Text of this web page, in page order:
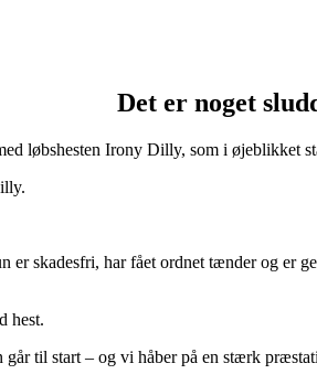
Det er noget
løbshesten Irony Dilly, som i øjeblikket
skadesfri, har fået ordnet tænder og er
hest.
til start – og vi håber på en stærk